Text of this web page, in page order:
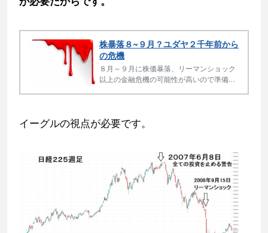
株暴落８~９月？ユダヤ２千年前から
の危機
８月～９月に株価暴落、リーマンショック
以上の金融危機の可能性が高いので準備し
イーグルの視点が必要です。